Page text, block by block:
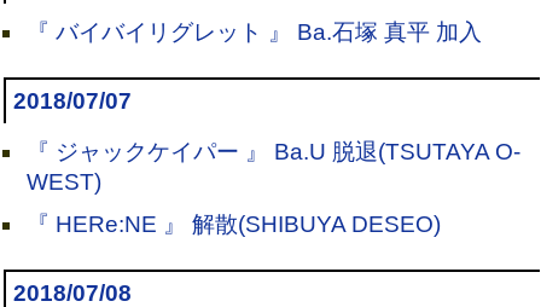
『 バイバイリグレット 』 Ba.石塚 真平 加入
2018/07/07
『 ジャックケイパー 』 Ba.U 脱退(TSUTAYA O-
WEST)
『 HERe:NE 』 解散(SHIBUYA DESEO)
2018/07/08